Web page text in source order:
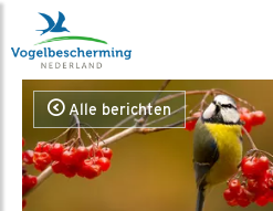
Alle berichten